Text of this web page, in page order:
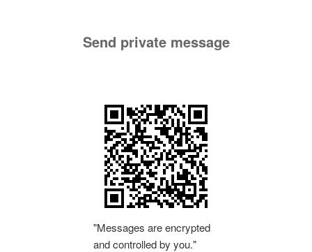
Send private message
"Messages are encrypted
and controlled by you."